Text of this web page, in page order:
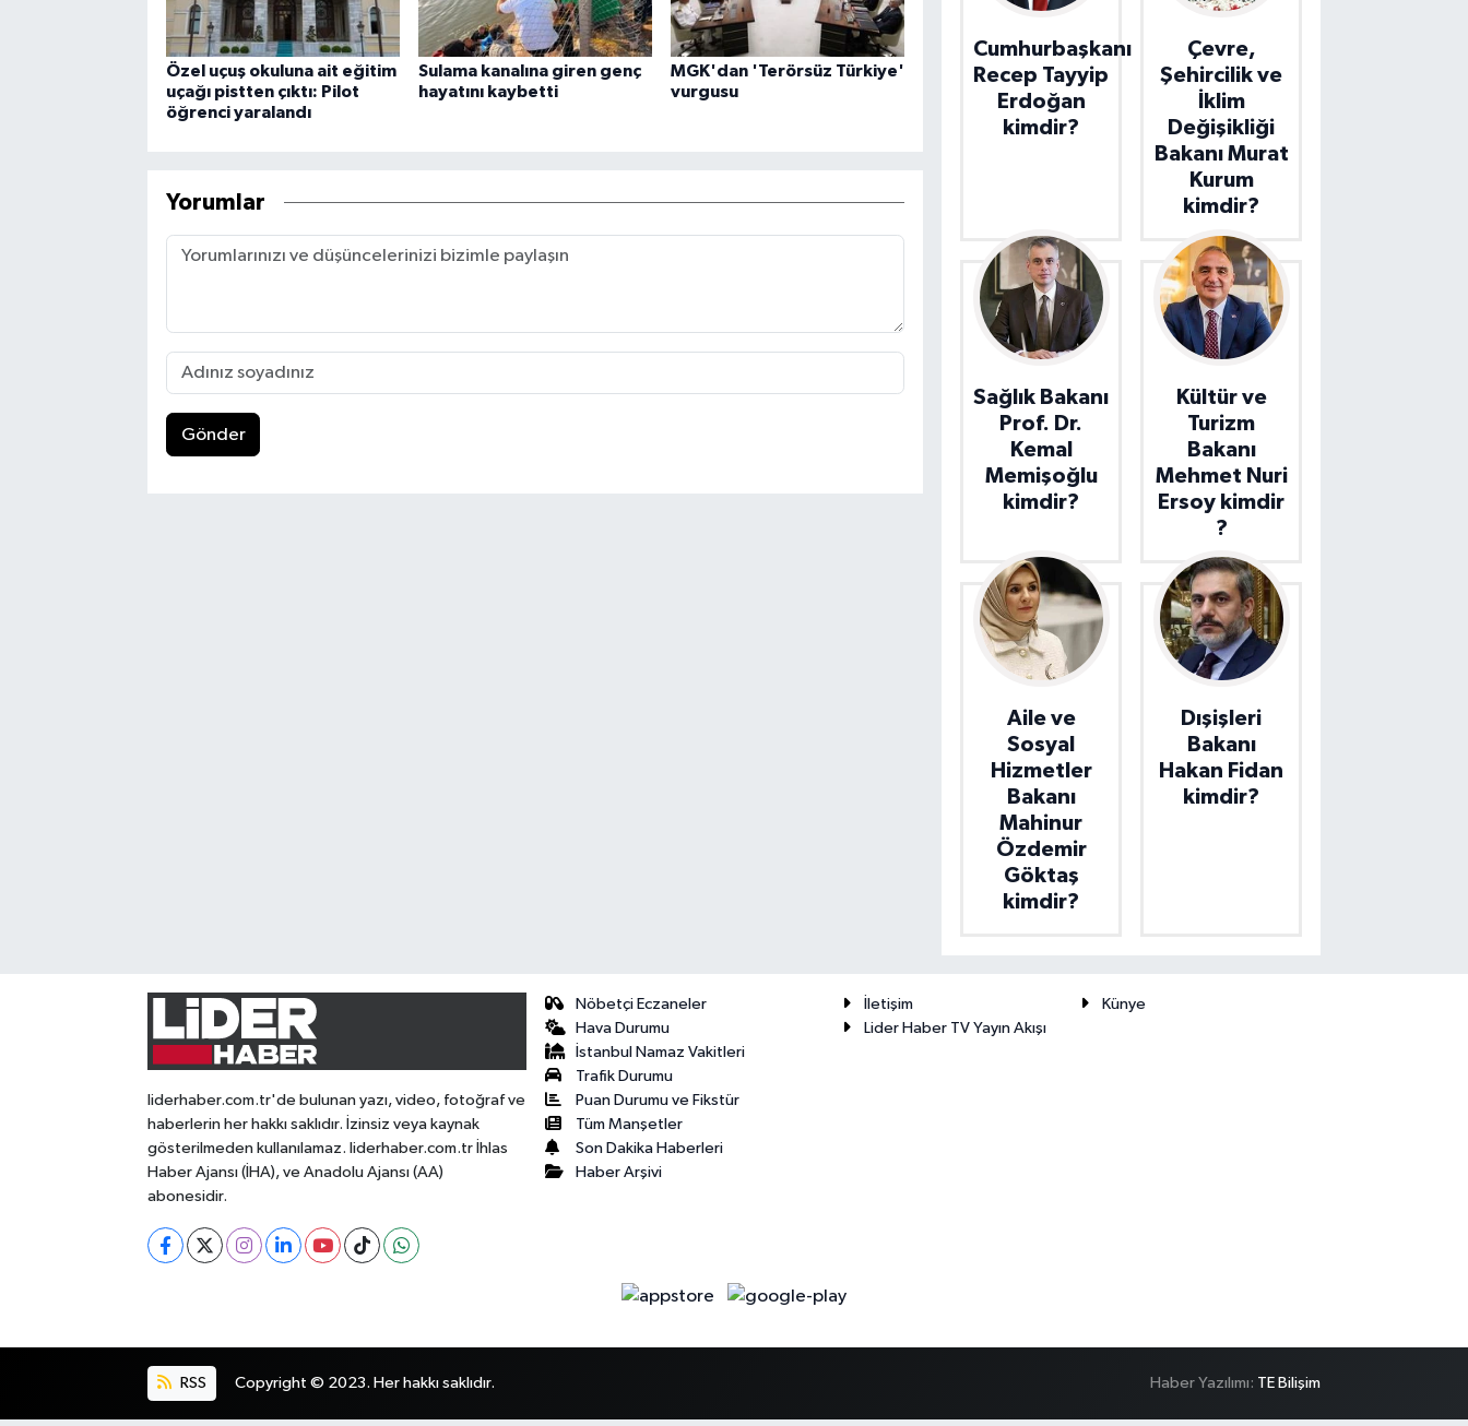
Özel uçuş okuluna ait eğitim
uçağı pistten çıktı: Pilot
öğrenci yaralandı
Sulama kanalına giren genç
hayatını kaybetti
MGK'dan 'Terörsüz Türkiye'
vurgusu
Yorumlar
Gönder
Cumhurbaşkanı
Recep Tayyip
Erdoğan
kimdir?
Çevre,
Şehircilik ve
İklim
Değişikliği
Bakanı Murat
Kurum
kimdir?
Sağlık Bakanı
Prof. Dr.
Kemal
Memişoğlu
kimdir?
Kültür ve
Turizm
Bakanı
Mehmet Nuri
Ersoy kimdir
?
Aile ve
Sosyal
Hizmetler
Bakanı
Mahinur
Özdemir
Göktaş
kimdir?
Dışişleri
Bakanı
Hakan Fidan
kimdir?
liderhaber.com.tr'de bulunan yazı, video, fotoğraf ve
haberlerin her hakkı saklıdır. İzinsiz veya kaynak
gösterilmeden kullanılamaz. liderhaber.com.tr İhlas
Haber Ajansı (İHA), ve Anadolu Ajansı (AA)
abonesidir.
Nöbetçi Eczaneler
Hava Durumu
İstanbul Namaz Vakitleri
Trafik Durumu
Puan Durumu ve Fikstür
Tüm Manşetler
Son Dakika Haberleri
Haber Arşivi
İletişim
Künye
Lider Haber TV Yayın Akışı
RSS Copyright © 2023. Her hakkı saklıdır. Haber Yazılımı: TE Bilişim